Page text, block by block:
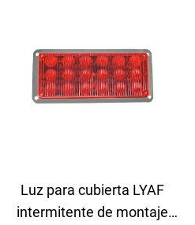
Luz para cubierta LYAF
intermitente de montaje